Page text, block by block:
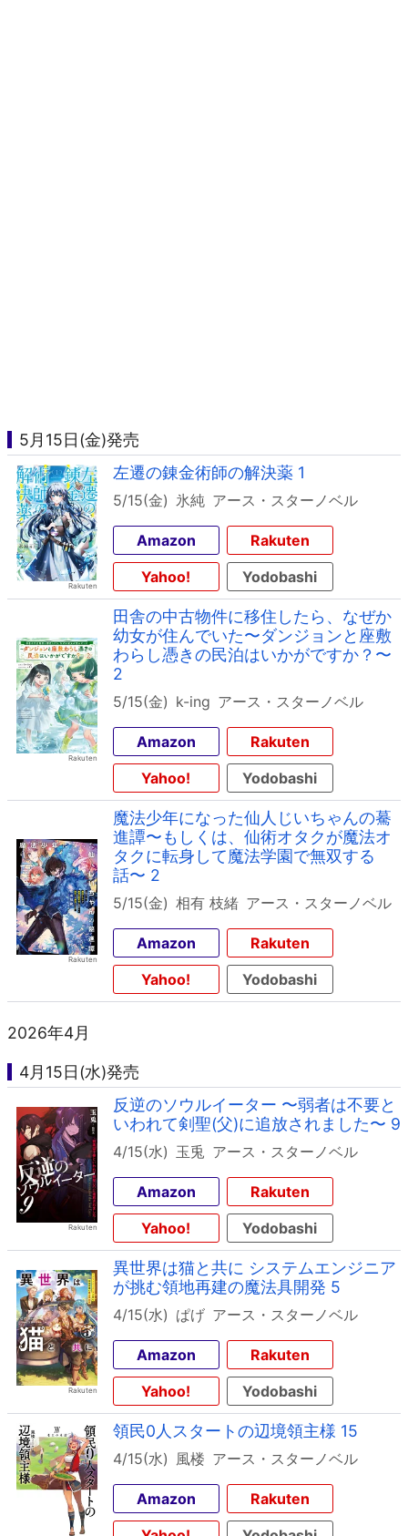
5月15日(金)発売
左遷の錬金術師の解決薬 1
5/15(金) 氷純 アース・スターノベル
Amazon
Rakuten
Yahoo!
Yodobashi
田舎の中古物件に移住したら、なぜか
幼女が住んでいた〜ダンジョンと座敷
わらし憑きの民泊はいかがですか？〜
2
5/15(金) k-ing アース・スターノベル
Amazon
Rakuten
Yahoo!
Yodobashi
魔法少年になった仙人じいちゃんの驀
進譚〜もしくは、仙術オタクが魔法オ
タクに転身して魔法学園で無双する
話〜 2
5/15(金) 相有 枝緒 アース・スターノベル
Amazon
Rakuten
Yahoo!
Yodobashi
2026年4月
4月15日(水)発売
反逆のソウルイーター 〜弱者は不要と
いわれて剣聖(父)に追放されました〜 9
4/15(水) 玉兎 アース・スターノベル
Amazon
Rakuten
Yahoo!
Yodobashi
異世界は猫と共に システムエンジニア
が挑む領地再建の魔法具開発 5
4/15(水) ぱげ アース・スターノベル
Amazon
Rakuten
Yahoo!
Yodobashi
領民0人スタートの辺境領主様 15
4/15(水) 風楼 アース・スターノベル
Amazon
Rakuten